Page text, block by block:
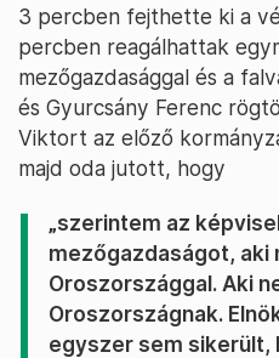
3 percben fejthette ki a
percben reagálhattak
mezőgazdasággal és a
és Gyurcsány Ferenc
Viktort az előző
majd oda jutott, hogy
„szerintem az
mezőgazdaságot, aki
Oroszországgal. Aki
Oroszországnak.
egyszer sem sikerült,